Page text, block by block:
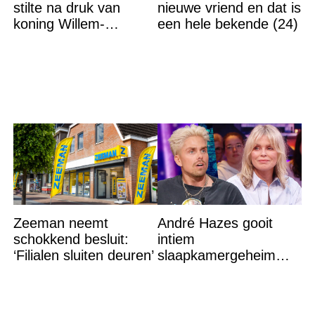
stilte na druk van
koning Willem-
nieuwe vriend en dat is
een hele bekende (24)
Zeeman neemt
schokkend besluit:
‘Filialen sluiten deuren’
André Hazes gooit
intiem
slaapkamergeheim